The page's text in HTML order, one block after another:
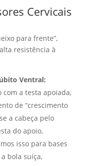
Cervicais
para frente”,
resistência à
Ventral:
a testa apoiada,
de “crescimento
a cabeça pelo
do apoio,
isso para bases
bola suíça,